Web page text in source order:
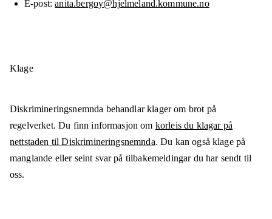
E-post anita.bergoy@hjelmeland.kommune.no
Klage
Diskrimineringsnemnda behandlar klager om brot på
regelverket. Du finn informasjon om korleis du klagar på
nettstaden til Diskrimineringsnemnda. Du kan også klage på
manglande eller seint svar på tilbakemeldingar du har sendt til
oss.